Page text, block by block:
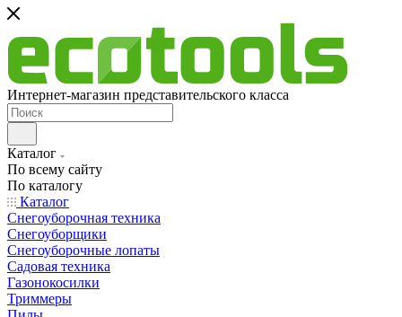
Интернет-магазин представительского класса
Каталог
По всему сайту
По каталогу
Каталог
Снегоуборочная техника
Снегоуборщики
Снегоуборочные лопаты
Садовая техника
Газонокосилки
Триммеры